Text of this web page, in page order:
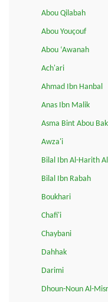
Abou Qilabah
Abou Youçouf
Abou ‘Awanah
Ach'ari
Ahmad Ibn Hanbal
Anas Ibn Malik
Asma Bint Abou
Awza'i
Bilal Ibn Al-Harith
Bilal Ibn Rabah
Boukhari
Chafi'i
Chaybani
Dahhak
Darimi
Dhoun-Noun Al-